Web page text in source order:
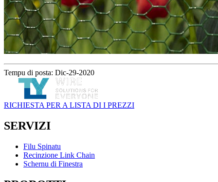
Tempu di posta: Dic-29-2020
RICHIESTA PER A LISTA DI I PREZZI
SERVIZI
Filu Spinatu
Recinzione Link Chain
Schernu di Finestra